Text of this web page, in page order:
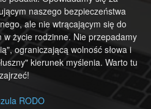
naszego bezpieczeństwa
ale nie wtrącającym się do
życie rodzinne. Nie przepadamy
ograniczającą wolność słowa i
kierunek myślenia. Warto tu
zajrzeć!
RODO